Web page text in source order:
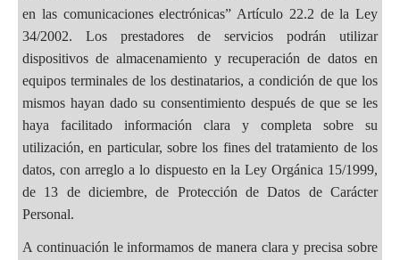
en las comunicaciones electrónicas” Artículo 22.2 de la Ley
34/2002. Los prestadores de servicios podrán utilizar
dispositivos de almacenamiento y recuperación de datos en
equipos terminales de los destinatarios, a condición de que los
mismos hayan dado su consentimiento después de que se les
haya facilitado información clara y completa sobre su
utilización, en particular, sobre los fines del tratamiento de los
datos, con arreglo a lo dispuesto en la Ley Orgánica 15/1999,
de 13 de diciembre, de Protección de Datos de Carácter
Personal.
A continuación le informamos de manera clara y precisa sobre